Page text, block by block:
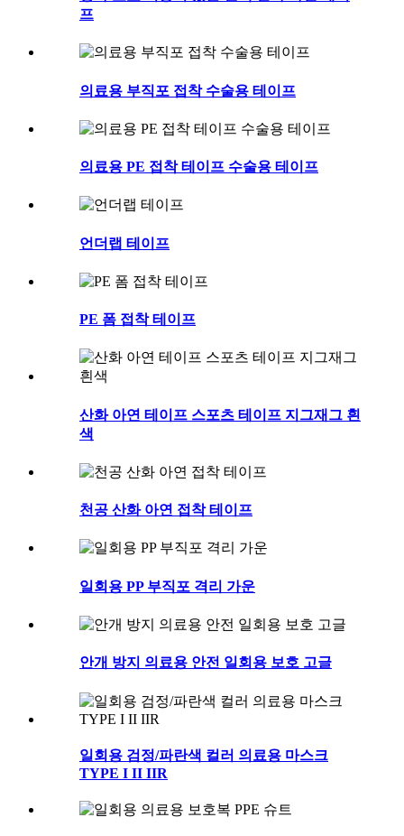
프
의료용 부직포 접착 수술용 테이프
의료용 PE 접착 테이프 수술용 테이프
언더랩 테이프
PE 폼 접착 테이프
산화 아연 테이프 스포츠 테이프 지그재그 흰
색
천공 산화 아연 접착 테이프
일회용 PP 부직포 격리 가운
안개 방지 의료용 안전 일회용 보호 고글
일회용 검정/파란색 컬러 의료용 마스크
TYPE I II IIR